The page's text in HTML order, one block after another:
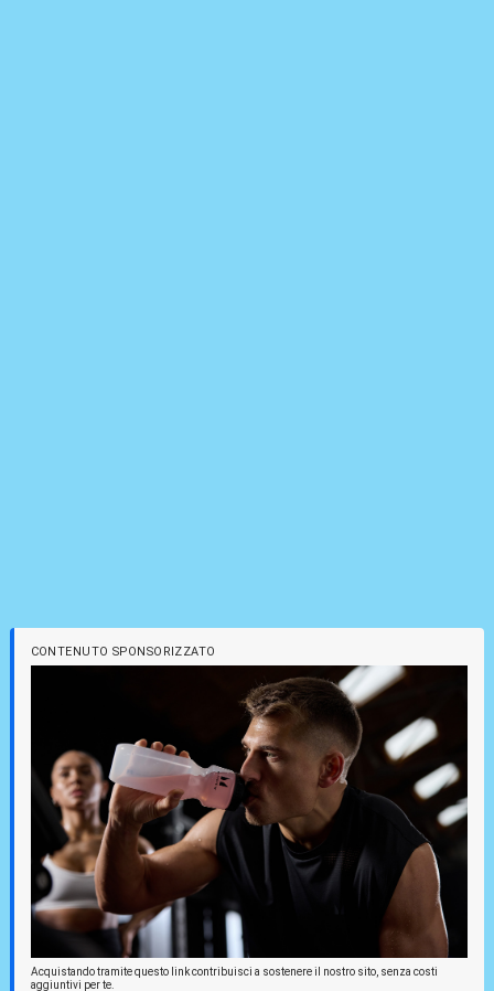
CONTENUTO SPONSORIZZATO
Acquistando tramite questo link contribuisci a sostenere il nostro sito, senza costi
aggiuntivi per te.